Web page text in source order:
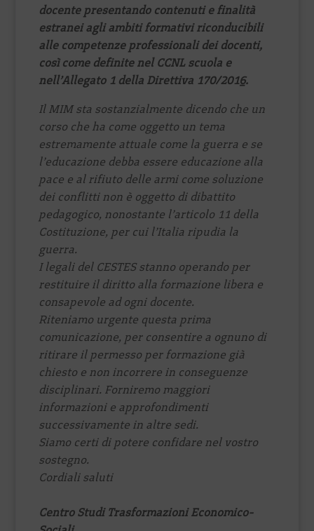
docente presentando contenuti e finalità
estranei agli ambiti formativi riconducibili
alle competenze professionali dei docenti,
così come definite nel CCNL scuola e
nell’Allegato 1 della Direttiva 170/2016.
Il MIM sta sostanzialmente dicendo che un
corso che ha come oggetto un tema
estremamente attuale come la guerra e se
l’educazione debba essere educazione alla
pace e al rifiuto delle armi come soluzione
dei conflitti non è oggetto di dibattito
pedagogico, nonostante l’articolo 11 della
Costituzione, per cui l’Italia ripudia la
guerra.
I legali del CESTES stanno operando per
restituire il diritto alla formazione libera e
consapevole ad ogni docente.
Riteniamo urgente questa prima
comunicazione, per consentire a ognuno di
ritirare il permesso per formazione già
chiesto e non incorrere in conseguenze
disciplinari. Forniremo maggiori
informazioni e approfondimenti
successivamente in altre sedi.
Siamo certi di potere confidare nel vostro
sostegno.
Cordiali saluti
Centro Studi Trasformazioni Economico-